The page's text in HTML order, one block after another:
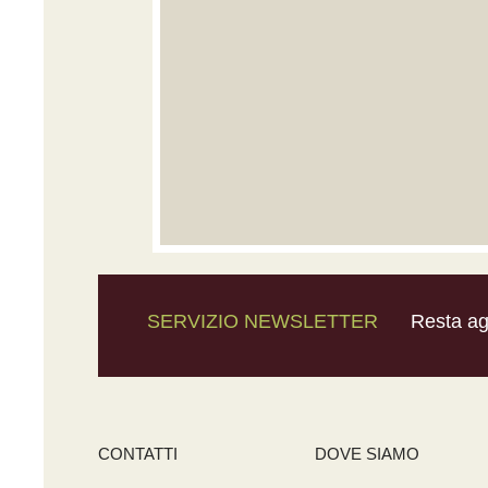
SERVIZIO NEWSLETTER Resta
CONTATTI DOVE SIAMO